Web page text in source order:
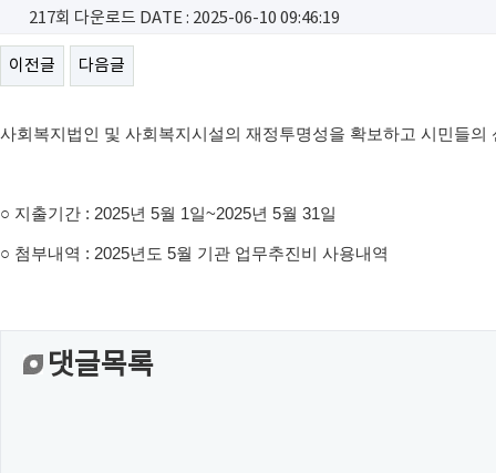
217회 다운로드 DATE : 2025-06-10 09:46:19
이전글 다음글
사회복지법인 및 사회복지시설의 재정투명성을 확보하고 시민들
○ 지출기간 : 2025년 5월 1일~2025년 5월 31일
○ 첨부내역 : 2025년도 5월 기관 업무추진비 사용내역
댓글목록